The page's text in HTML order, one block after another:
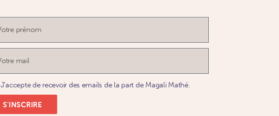
J'accepte de recevoir des emails de la part de Magali Mathé.
S'INSCRIRE